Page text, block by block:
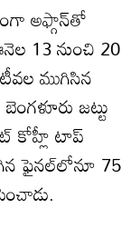
అఫ్గాన్‌తో
13 నుంచి 20
ముగిసిన
జట్టు
కోహ్లీ టాప్‌
ఫైనల్‌లోనూ 75